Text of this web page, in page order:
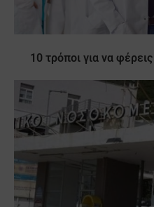
10 τρόποι για να